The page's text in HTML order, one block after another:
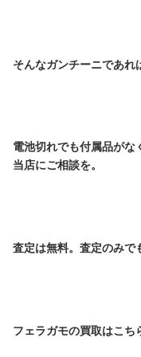
そんなガンチーニであれ
電池切れでも付属品が
当店にご相談を。
査定は無料。査定のみで
フェラガモの買取はこち